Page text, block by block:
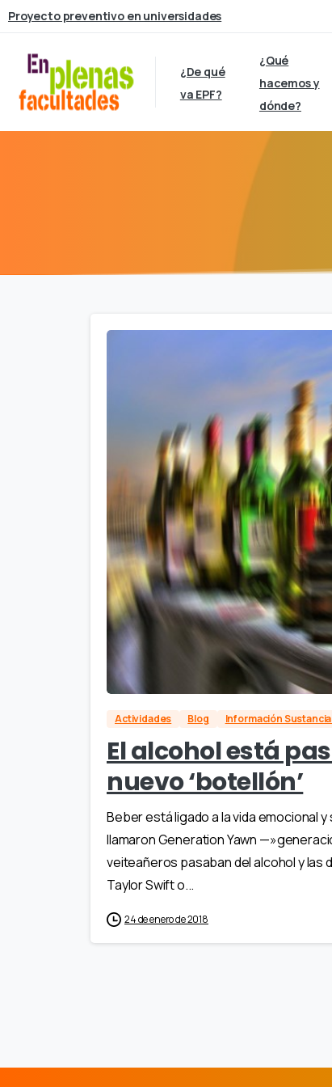
Proyecto preventivo en universidades
¿De qué
va EPF?
¿Qué
hacemos y
dónde?
Actividades Blog Información
El alcohol está
nuevo ‘botellón’
Beber está ligado a la vida emocional
llamaron Generation Yawn
veiteañeros pasaban del alcohol y
Taylor Swift o...
24 de enero de 2018